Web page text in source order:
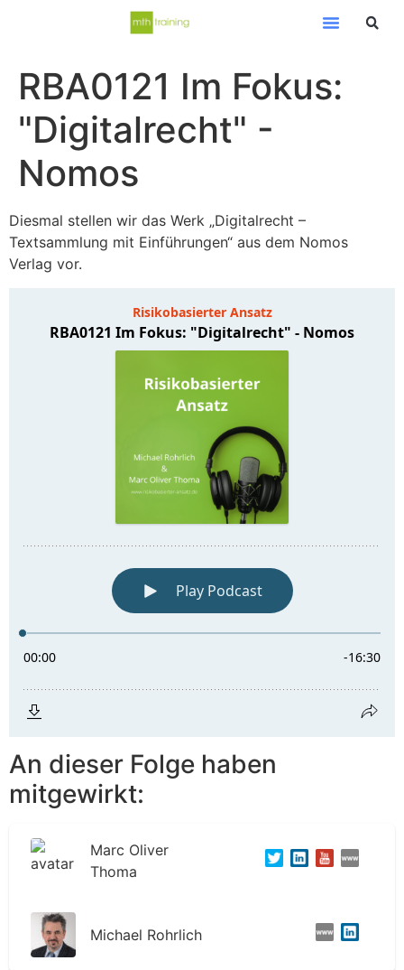
RBA0121 Im Fokus:
"Digitalrecht" -
Nomos
Diesmal stellen wir das Werk „Digitalrecht –
Textsammlung mit Einführungen“ aus dem Nomos
Verlag vor.
An dieser Folge haben
mitgewirkt:
Marc Oliver
Thoma
Michael Rohrlich